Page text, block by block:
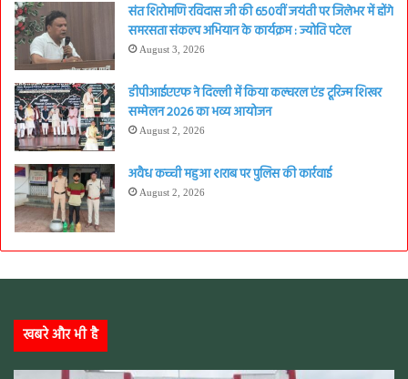
संत शिरोमणि रविदास जी की 650वीं जयंती पर जिलेभर में होंगे
समरसता संकल्प अभियान के कार्यक्रम : ज्योति पटेल
August 3, 2026
डीपीआईएएफ ने दिल्ली में किया कल्चरल एंड टूरिज्म शिखर
सम्मेलन 2026 का भव्य आयोजन
August 2, 2026
अवैध कच्ची महुआ शराब पर पुलिस की कार्रवाई
August 2, 2026
खबरे और भी है